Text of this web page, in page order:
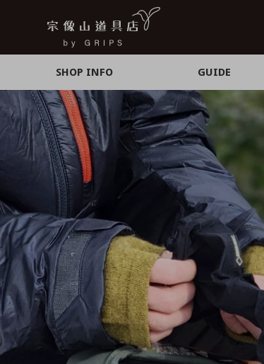
SHOP INFO GUIDE